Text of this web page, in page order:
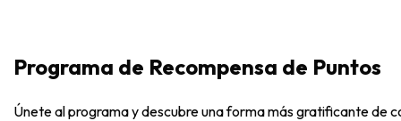
Programa de Recompensa de Puntos
Únete al programa y descubre una forma más gratificante de